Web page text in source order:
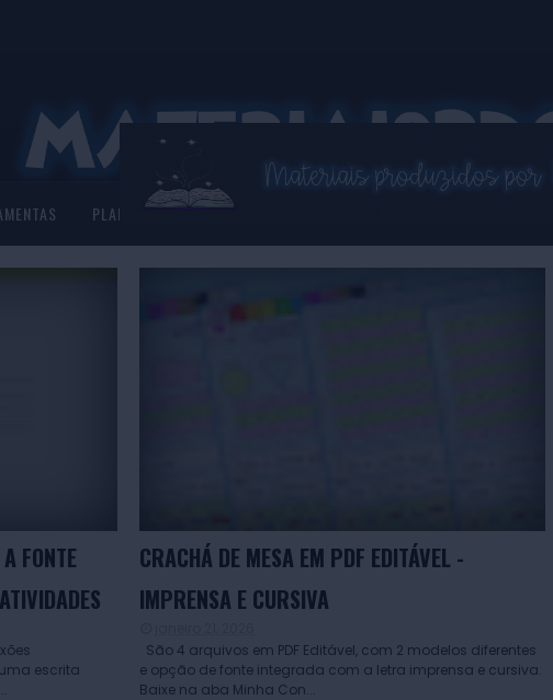
PLANNER 2026 ASSISTENTE VIRTUAL
FONTE
escrita
CRACHÁ DE MESA EM PDF EDITÁVEL -
IMPRENSA E CURSIVA
São 4 arquivos em PDF Editável, com 2 modelos diferentes
e opção de fonte integrada com a letra imprensa e cursiva.
Baixe na aba Minha Con...